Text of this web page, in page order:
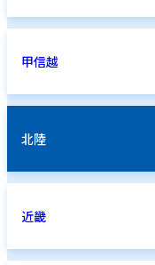
甲信越
北陸
近畿